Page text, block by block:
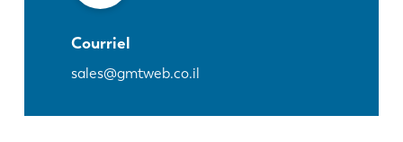
Courriel
sales@gmtweb.co.il